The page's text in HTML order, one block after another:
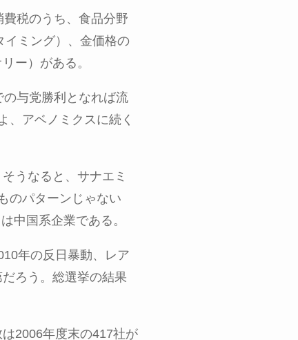
税のうち、食品分野
イミング）、金価格の
ー）がある。
与党勝利となれば流
、アベノミクスに続く
うなると、サナエミ
のパターンじゃない
は中国系企業である。
年の反日暴動、レア
ろう。総選挙の結果
2006年度末の417社が